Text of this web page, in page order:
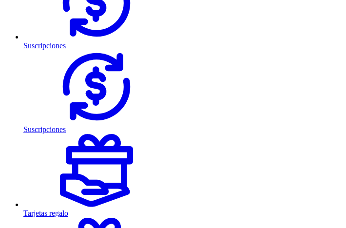
Suscripciones
Suscripciones
Tarjetas regalo